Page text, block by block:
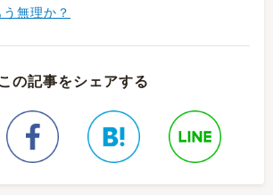
無理か？
この記事をシェアする